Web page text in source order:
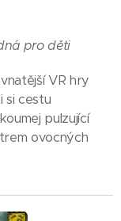
pro děti
VR hry
si cestu
pulzující
ovocných